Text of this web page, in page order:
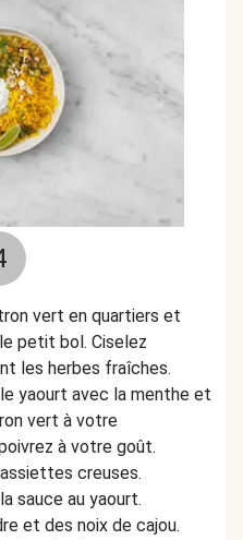
vert en quartiers et
petit bol. Ciselez
les herbes fraîches.
yaourt avec la menthe et
vert à votre
à votre goût.
creuses.
sauce au yaourt.
et des noix de cajou.